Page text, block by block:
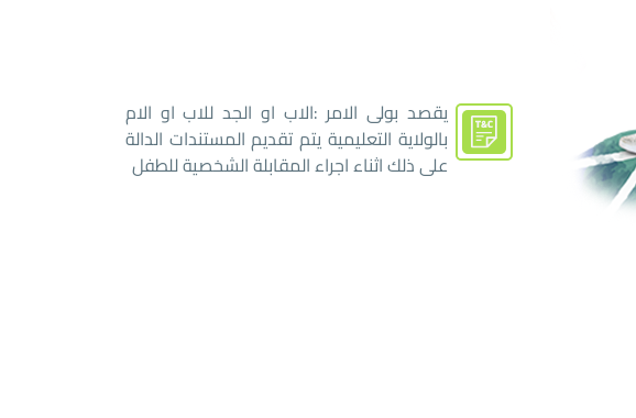
يقصد بولى الامر :الاب او الجد للاب او الام
بالولاية التعليمية يتم تقديم المستندات الدالة
على ذلك اثناء اجراء المقابلة الشخصية للطفل